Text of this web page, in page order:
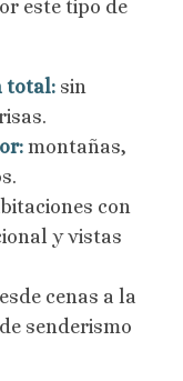
este tipo de
total: sin
montañas,
con
y vistas
cenas a la
senderismo